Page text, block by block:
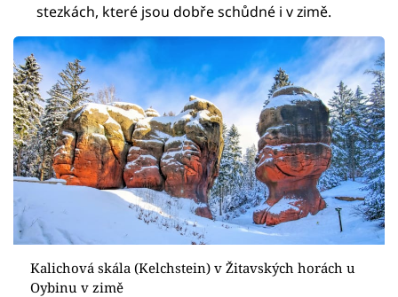
stezkách, které jsou dobře schůdné i v zimě.
Kalichová skála (Kelchstein) v Žitavských horách u
Oybinu v zimě